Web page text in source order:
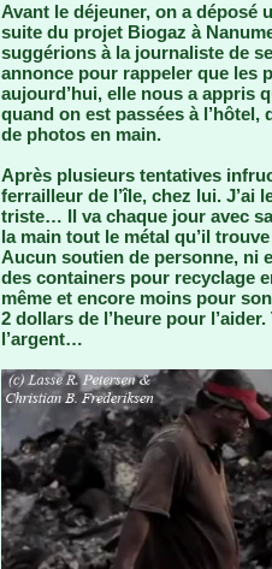
Avant le déjeuner, on a déposé
suite du projet Biogaz à
suggérions à la journaliste de
annonce pour rappeler que les
aujourd’hui, elle nous a appris
quand on est passées à
de photos en main.
Après plusieurs tentatives
ferrailleur de l’île, chez lui. J’ai
triste… Il va chaque jour avec
la main tout le métal qu’il
Aucun soutien de personne, ni
des containers pour recyclage
même et encore moins pour
2 dollars de l’heure pour
l’argent…